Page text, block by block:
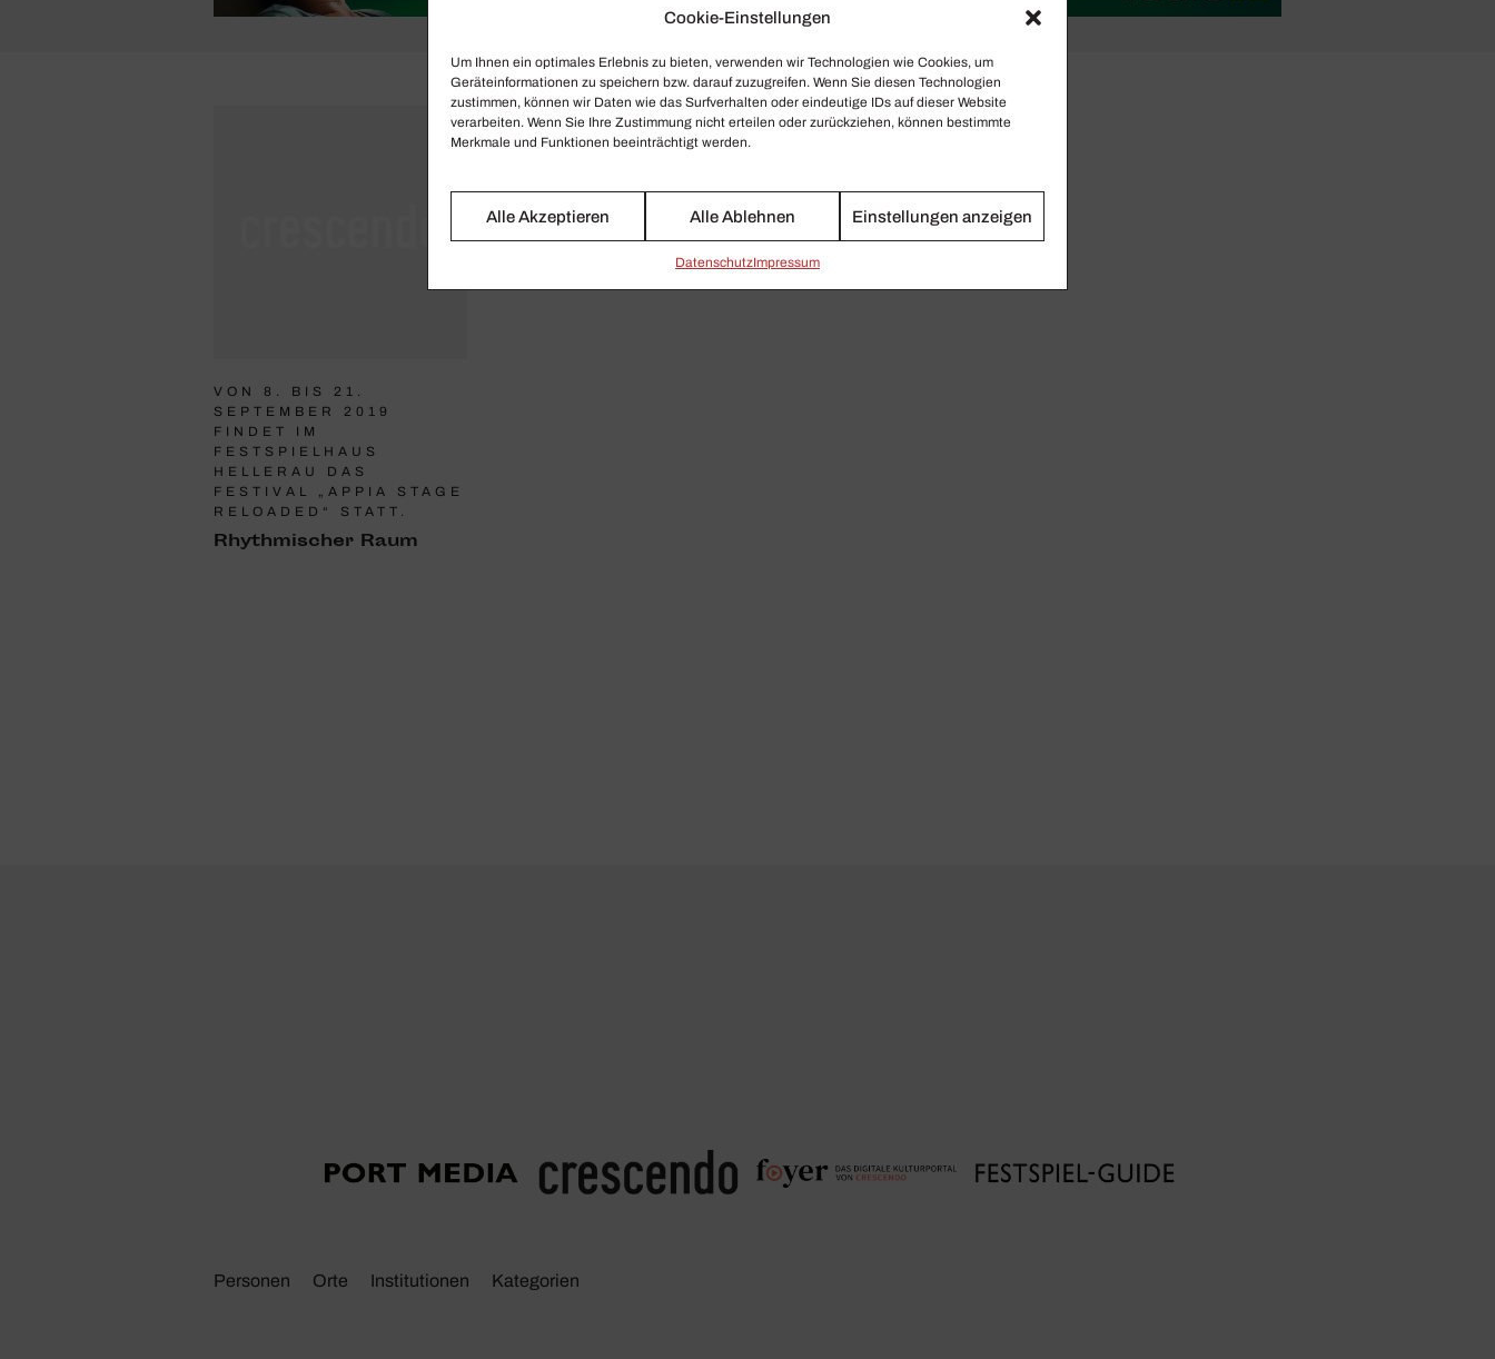
Cookie-Einstellungen
Um Ihnen ein optimales Erlebnis zu bieten, verwenden wir Technologien wie Cookies, um
Geräteinformationen zu speichern bzw. darauf zuzugreifen. Wenn Sie diesen Technologien
zustimmen, können wir Daten wie das Surfverhalten oder eindeutige IDs auf dieser Website
verarbeiten. Wenn Sie Ihre Zustimmung nicht erteilen oder zurückziehen, können bestimmte
Merkmale und Funktionen beeinträchtigt werden.
Alle Akzeptieren Alle Ablehnen Einstellungen anzeigen
Daten­schutzImpressum
VON 8. BIS 21.
SEPTEMBER 2019
FINDET IM
FESTSPIELHAUS
HELLERAU DAS
FESTIVAL „APPIA STAGE
RELOADED“ STATT.
Rhyth­mi­scher Raum
Personen Orte Insti­tu­tionen Kate­go­rien